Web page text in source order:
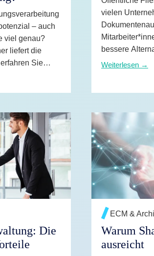
Integrationen
Deployment & Services
– auch
viel genau?
liefert die
Sie
vielen
bessere
Risiken
Weiterlesen →
→
Die
ECM &
Warum
ausreicht